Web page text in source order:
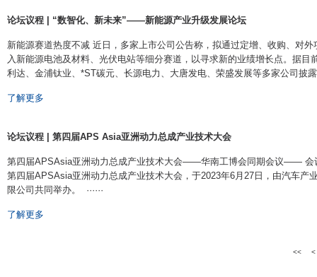
论坛议程 | “数智化、新未来”——新能源产业升级发展论坛
新能源赛道热度不减 近日，多家上市公司公告称，拟通过定增、收购、对
入新能源电池及材料、光伏电站等细分赛道，以寻求新的业绩增长点。据目
利达、金浦钛业、*ST碳元、长源电力、大唐发电、荣盛发展等多家公司披露
了解更多
论坛议程 | 第四届APS Asia亚洲动力总成产业技术大会
第四届APSAsia亚洲动力总成产业技术大会​ ——华南工博会同期会议—— 会
第四届APSAsia亚洲动力总成产业技术大会，于2023年6月27日，由汽车产
限公司共同举办。 ······
了解更多
<< <